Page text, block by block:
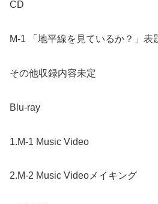
CD
M-1 「地平線を見ているか？」表
その他収録内容未定
Blu-ray
1.M-1 Music Video
2.M-2 Music Videoメイキング